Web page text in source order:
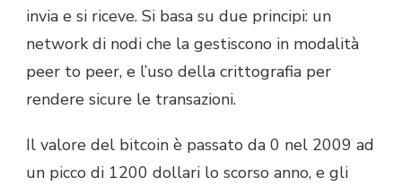
invia e si riceve. Si basa su due principi: un
network di nodi che la gestiscono in modalità
peer to peer, e l’uso della crittografia per
rendere sicure le transazioni.
Il valore del bitcoin è passato da 0 nel 2009 ad
un picco di 1200 dollari lo scorso anno, e gli